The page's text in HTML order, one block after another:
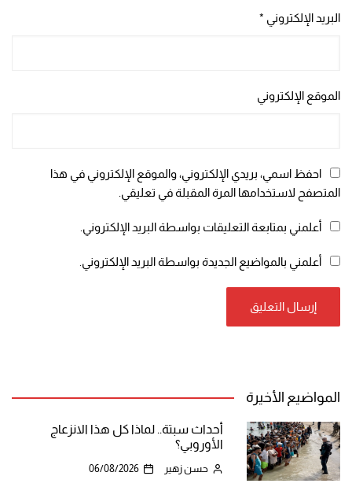
البريد الإلكتروني *
الموقع الإلكتروني
احفظ اسمي، بريدي الإلكتروني، والموقع الإلكتروني في هذا
المتصفح لاستخدامها المرة المقبلة في تعليقي.
أعلمني بمتابعة التعليقات بواسطة البريد الإلكتروني.
أعلمني بالمواضيع الجديدة بواسطة البريد الإلكتروني.
المواضيع الأخيرة
أحداث سبتة.. لماذا كل هذا الانزعاج
الأوروبي؟
حسن زهير 06/08/2026